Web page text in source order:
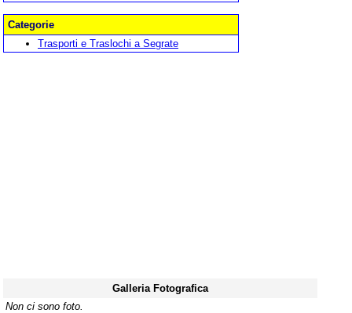
Categorie
Trasporti e Traslochi a Segrate
Galleria Fotografica
Non ci sono foto.